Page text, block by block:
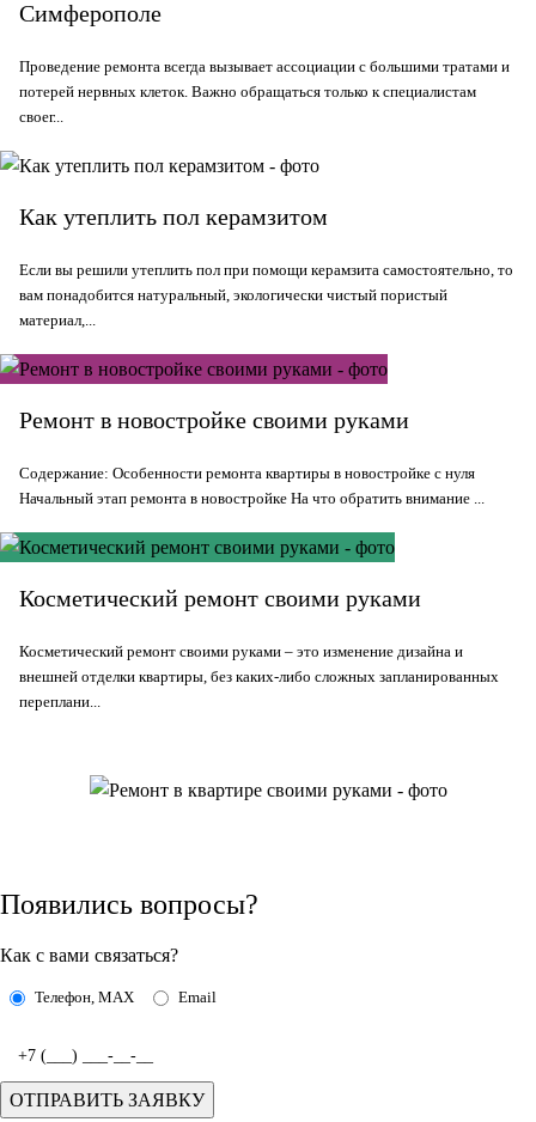
Симферополе
Проведение ремонта всегда вызывает ассоциации с большими тратами и
потерей нервных клеток. Важно обращаться только к специалистам
своег...
Как утеплить пол керамзитом
Если вы решили утеплить пол при помощи керамзита самостоятельно, то
вам понадобится натуральный, экологически чистый пористый
материал,...
Ремонт в новостройке своими руками
Содержание: Особенности ремонта квартиры в новостройке с нуля
Начальный этап ремонта в новостройке На что обратить внимание ...
Косметический ремонт своими руками
Косметический ремонт своими руками – это изменение дизайна и
внешней отделки квартиры, без каких-либо сложных запланированных
переплани...
Появились вопросы?
Как с вами связаться?
Телефон, MAX Email